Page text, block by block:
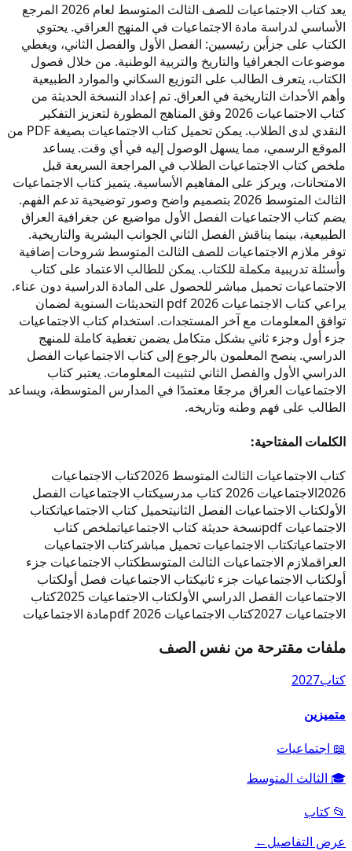
يعد كتاب الاجتماعيات للصف الثالث المتوسط لعام 2026 المرجع
الأساسي لدراسة مادة الاجتماعيات في المنهج العراقي. يحتوي
الكتاب على جزأين رئيسيين: الفصل الأول والفصل الثاني، ويغطي
موضوعات الجغرافيا والتاريخ والتربية الوطنية. من خلال فصول
الكتاب، يتعرف الطالب على التوزيع السكاني والموارد الطبيعية
وأهم الأحداث التاريخية في العراق. تم إعداد النسخة الحديثة من
كتاب الاجتماعيات 2026 وفق المناهج المطورة لتعزيز التفكير
النقدي لدى الطلاب. يمكن تحميل كتاب الاجتماعيات بصيغة PDF من
الموقع الرسمي، مما يسهل الوصول إليه في أي وقت. يساعد
ملخص كتاب الاجتماعيات الطلاب في المراجعة السريعة قبل
الامتحانات، ويركز على المفاهيم الأساسية. يتميز كتاب الاجتماعيات
الثالث المتوسط 2026 بتصميم واضح وصور توضيحية تدعم الفهم.
يضم كتاب الاجتماعيات الفصل الأول مواضيع عن جغرافية العراق
الطبيعية، بينما يناقش الفصل الثاني الجوانب البشرية والتاريخية.
توفر ملازم الاجتماعيات للصف الثالث المتوسط شروحات إضافية
وأسئلة تدريبية مكملة للكتاب. يمكن للطالب الاعتماد على كتاب
الاجتماعيات تحميل مباشر للحصول على المادة الدراسية دون عناء.
يراعي كتاب الاجتماعيات 2026 pdf التحديثات السنوية لضمان
توافق المعلومات مع آخر المستجدات. استخدام كتاب الاجتماعيات
جزء أول وجزء ثاني بشكل متكامل يضمن تغطية كاملة للمنهج
الدراسي. ينصح المعلمون بالرجوع إلى كتاب الاجتماعيات الفصل
الدراسي الأول والفصل الثاني لتثبيت المعلومات. يعتبر كتاب
الاجتماعيات العراق مرجعًا معتمدًا في المدارس المتوسطة، ويساعد
الطالب على فهم وطنه وتاريخه.
الكلمات المفتاحية:
كتاب الاجتماعيات الثالث المتوسط 2026
كتاب الاجتماعيات
2026الاجتماعيات 2026 كتاب مدرسي
كتاب الاجتماعيات الفصل
الأولكتاب الاجتماعيات الفصل الثانيتحميل كتاب الاجتماعياتكتاب
الاجتماعيات pdf
نسخة حديثة كتاب الاجتماعياتملخص كتاب
الاجتماعياتكتاب الاجتماعيات تحميل مباشر كتاب الاجتماعيات
العراقملازم الاجتماعيات الثالث المتوسطكتاب الاجتماعيات جزء
أولكتاب الاجتماعيات جزء ثانيكتاب الاجتماعيات فصل أولكتاب
الاجتماعيات الفصل الدراسي الأولكتاب الاجتماعيات 2025
كتاب
الاجتماعيات 2027
كتاب الاجتماعيات 2026 pdf مادة الاجتماعيات
ملفات مقترحة من نفس الصف
كتاب2027
متميزين
📖 اجتماعيات
🎓 الثالث المتوسط
📂 كتاب
عرض التفاصيل←